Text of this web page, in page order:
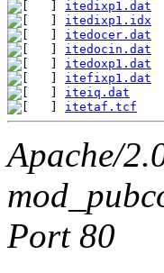
itedixp1.dat
itedixp1.idx
itedocer.dat
itedocin.dat
itedoxp1.dat
itefixp1.dat
iteiq.dat
itetaf.tcf
Apache/
Port 80